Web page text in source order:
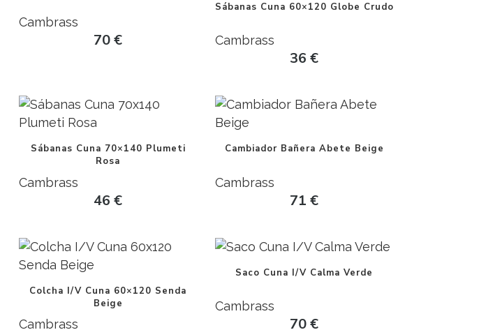
Cambrass
70€
Sábanas Cuna 60×120 Globe Crudo
Cambrass
36€
Sábanas Cuna 70×140 Plumeti
Rosa
Cambrass
46€
Cambiador Bañera Abete Beige
Cambrass
71€
Colcha I/V Cuna 60×120 Senda
Beige
Cambrass
Saco Cuna I/V Calma Verde
Cambrass
70€